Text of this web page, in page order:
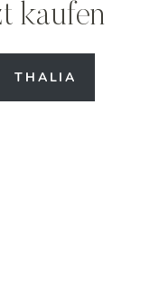
kaufen
THALIA